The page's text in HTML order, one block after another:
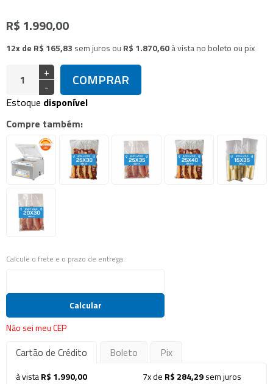
R$ 1.990,00
12x de R$ 165,83 sem juros ou R$ 1.870,60à vista no boleto ou pix
+
-
COMPRAR
Estoque disponível
Compre também:
Calcule o frete e o prazo de entrega.
Calcular
Não sei meu CEP
Cartão de Crédito Boleto Pix
à vistaR$ 1.990,00
7x de R$ 284,29sem juros